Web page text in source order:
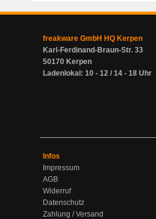
freakware GmbH HQ Kerpen
Karl-Ferdinand-Braun-Str. 33
50170 Kerpen
Ladenlokal: 10 - 12 / 14 - 18 Uhr
Infos
Impressum
AGB
Widerruf
Datenschutz
Zahlung / Versand